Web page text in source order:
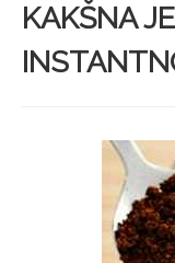
KAKŠNA